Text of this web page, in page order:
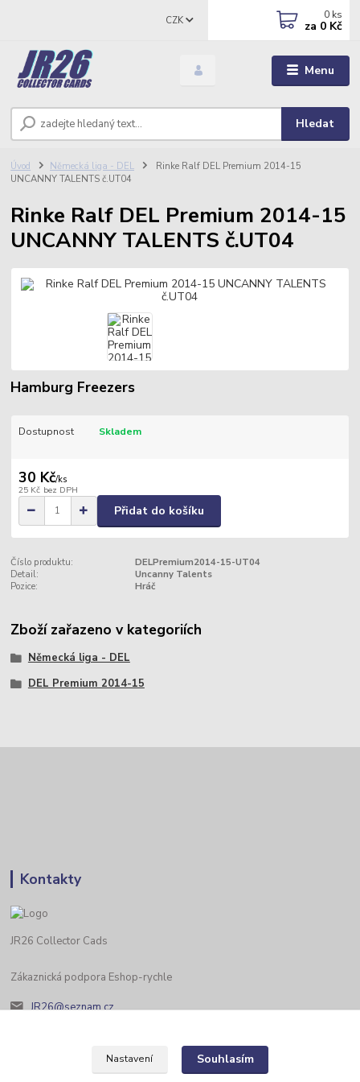
Menu
CZK
Hledat
0 ks
za 0 Kč
Úvod Německá liga - DEL
Rinke Ralf DEL Premium 2014-15
UNCANNY TALENTS č.UT04
Rinke Ralf DEL Premium 2014-15
UNCANNY TALENTS č.UT04
Hamburg Freezers
Dostupnost Skladem
30 Kč/ks
25 Kč bez DPH
Přidat do košíku
Číslo produktu:
DELPremium2014-15-UT04
Detail:
Uncanny Talents
Pozice:
Hráč
Zboží zařazeno v kategoriích
Německá liga - DEL
DEL Premium 2014-15
Kontakty
JR26 Collector Cads
Zákaznická podpora Eshop-rychle
JR26@seznam.cz
Nastavení Souhlasím